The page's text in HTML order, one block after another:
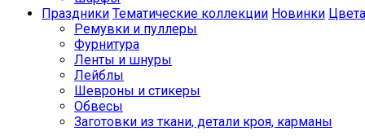
Праздники Тематические коллекции Новинки Цвета
Ремувки и пуллеры
Фурнитура
Ленты и шнуры
Лейблы
Шевроны и стикеры
Обвесы
Заготовки из ткани, детали кроя, карманы